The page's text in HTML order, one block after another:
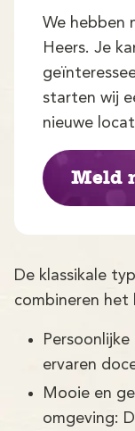
We hebben
Heers. Je
starten wij
nieuwe
Meld
De klassikale
combineren het
ervaren
Mooie en
omgeving: